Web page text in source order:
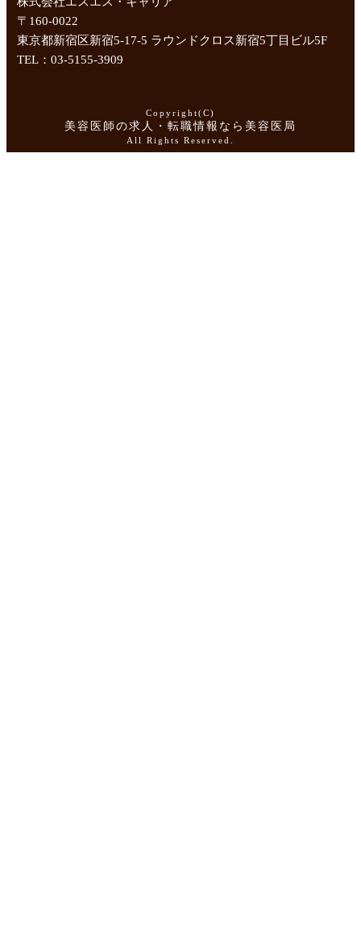
〒160-0022
東京都新宿区新宿5-17-5 ラウンドクロス新宿5丁目ビル5F
TEL：03-5155-3909
Copyright(C)
美容医師の求人・転職情報なら美容医局
All Rights Reserved.